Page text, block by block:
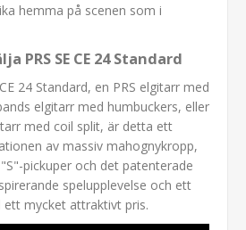
hemma på scenen som i
PRS SE CE 24 Standard
24 Standard, en PRS elgitarr med
elgitarr med humbuckers, eller
med coil split, är detta ett
av massiv mahognykropp,
pickuper och det patenterade
spelupplevelse och ett
mycket attraktivt pris.